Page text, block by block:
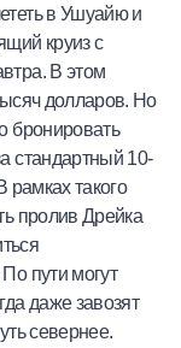
в Ушуайю и
круиз с
В этом
долларов. Но
бронировать
стандартный 10-
рамках такого
пролив Дрейка
пути могут
даже завозят
севернее.